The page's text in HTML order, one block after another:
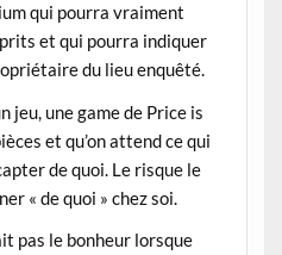
qui pourra vraiment
et qui pourra indiquer
du lieu enquêté.
jeu, une game de Price is
et qu’on attend ce qui
de quoi. Le risque le
« de quoi » chez soi.
pas le bonheur lorsque